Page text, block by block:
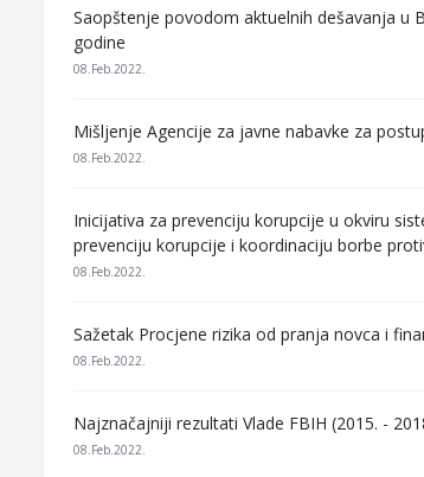
Saopštenje povodom aktuelnih dešavanja u
godine
08.Feb.2022.
Mišljenje Agencije za javne nabavke za
08.Feb.2022.
Inicijativa za prevenciju korupcije u okviru
prevenciju korupcije i koordinaciju borbe
08.Feb.2022.
Sažetak Procjene rizika od pranja novca i
08.Feb.2022.
Najznačajniji rezultati Vlade FBIH (2015. -
08.Feb.2022.